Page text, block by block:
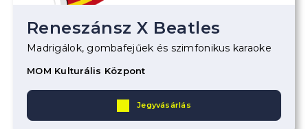
Reneszánsz X Beatles
Madrigálok, gombafejűek és szimfonikus karaoke
MOM Kulturális Központ
Jegyvásárlás